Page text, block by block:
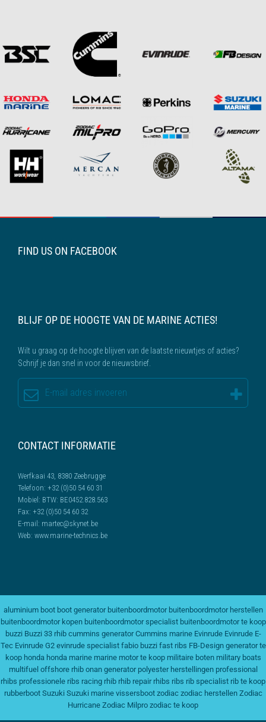
FIND US ON FACEBOOK
BLIJF OP DE HOOGTE VAN DE MARINE ACTIES!
Wilt u graag op de hoogte blijven van de laatste nieuwtjes of acties?
Schrijf je dan snel in voor de nieuwsbrief.
CONTACT INFORMATIE
Werfkaai 43, 8380 Zeebrugge
Telefoon: +32 (0)50 54 60 31
Mobiel: BTW: BE0452.828.563
Fax: +32 (0)50 54 60 32
E-mail: martec@skynet.be
Web: www.marine-technics.be
aluminium boot boot generator buitenboordmotor buitenboordmotor herstellen
buitenboordmotor kopen buitenboordmotor specialist buitenboordmotor te koop
buzzi Buzzi 33 rhib cummins generator Cummins marine Evinrude Evinrude E-
Tec Evinrude G2 evinrude specialist fabio buzzi fast ribs FB-Design generator te
koop honda honda marine marine motor te koop militaire boten military boats
multifuel offshore rhib onan generator polyester herstellingen professional
rhibs professionele ribs racing rhib rhib repair rhibs ribs rib specialist rib te koop
rubberboot Suzuki Suzuki marine vissersboot zodiac zodiac herstellen Zodiac
Hurricane Zodiac Milpro zodiac te koop